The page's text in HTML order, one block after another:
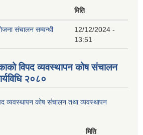
मिति
संचालन सम्वन्धी
12/12/2024 -
13:51
विपद व्यवस्थापन कोष संचालन
२०८०
व्यवस्थापन कोष संचालन तथा व्यवस्थापन
मिति